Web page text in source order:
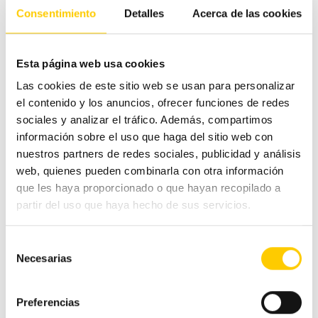
Consentimiento Detalles Acerca de las cookies
Esta página web usa cookies
Las cookies de este sitio web se usan para personalizar
el contenido y los anuncios, ofrecer funciones de redes
sociales y analizar el tráfico. Además, compartimos
información sobre el uso que haga del sitio web con
nuestros partners de redes sociales, publicidad y análisis
web, quienes pueden combinarla con otra información
que les haya proporcionado o que hayan recopilado a
partir del uso que haya hecho de sus servicios.
Necesarias
Preferencias
son algunos ejemplos.
Actividades de bienestar para los
empleados
Organizar talleres voluntarios, escapadas de fin de
semana o eventos corporativos varias veces al año
permite que los trabajadores perciban a la
empresa como mucho más que ‘una jefa’. Al final,
la satisfacción de los empleados con la compañía
dependerá en gran medida de cómo sea su
solo te
queda buscar
cómo aplicarlas en tu negocio.